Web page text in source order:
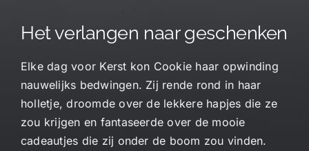
Het verlangen naar geschenken
Elke dag voor Kerst kon Cookie haar opwinding
nauwelijks bedwingen. Zij rende rond in haar
holletje, droomde over de lekkere hapjes die ze
zou krijgen en fantaseerde over de mooie
cadeautjes die zij onder de boom zou vinden.